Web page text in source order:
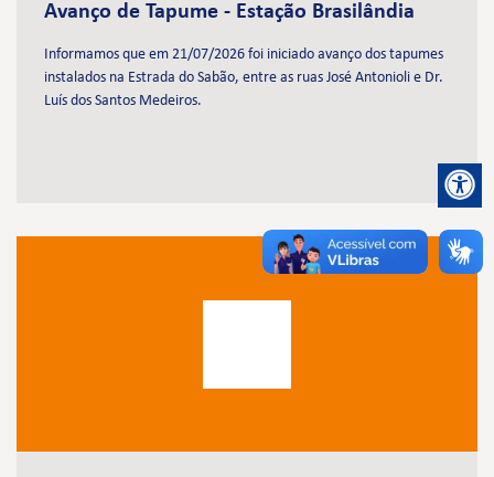
Avanço de Tapume - Estação Brasilândia
Informamos que em 21/07/2026 foi iniciado avanço dos tapumes
instalados na Estrada do Sabão, entre as ruas José Antonioli e Dr.
Luís dos Santos Medeiros.